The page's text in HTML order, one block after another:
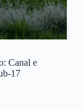
Canal e
17